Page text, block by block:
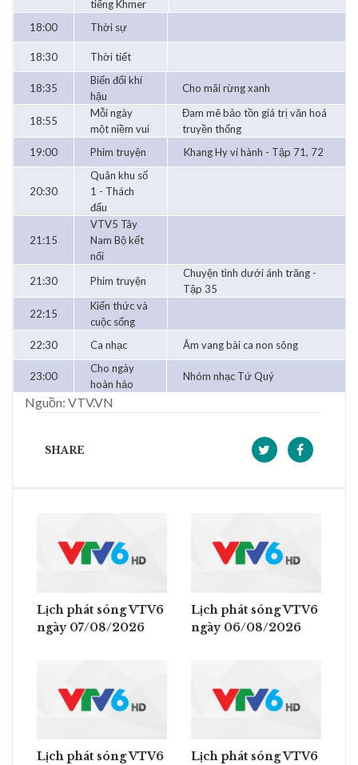
tiếng Khmer
18:00
Thời sự
18:30 Thời tiết
18:35
Biến đổi khí
hậu
Cho mãi rừng xanh
18:55
Mỗi ngày
một niềm vui
Đam mê bảo tồn giá trị văn hoá
truyền thống
19:00
Phim truyện Khang Hy vi hành - Tập 71, 72
20:30
Quân khu số
1 - Thách
đấu
21:15
VTV5 Tây
Nam Bộ kết
nối
21:30
Phim truyện
Chuyện tình dưới ánh trăng -
Tập 35
22:15
Kiến thức và
cuộc sống
22:30
Ca nhạc Âm vang bài ca non sông
23:00
Cho ngày
hoàn hảo
Nhóm nhạc Tứ Quý
Nguồn: VTV.VN
SHARE
Lịch phát sóng VTV6
ngày 07/08/2026
Lịch phát sóng VTV6
ngày 06/08/2026
Lịch phát sóng VTV6
Lịch phát sóng VTV6